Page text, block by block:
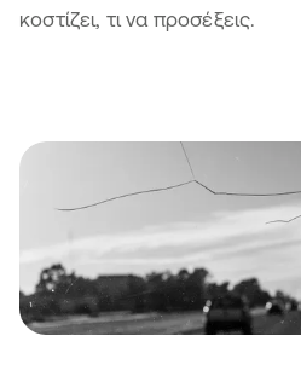
κοστίζει, τι να προσέξεις.